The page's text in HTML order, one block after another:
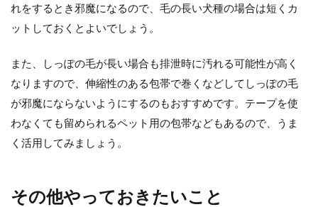
れをするとき邪魔になるので、毛の長い犬種の場合は短くカ
ットしておくとよいでしょう。
また、しっぽの毛が長い場合も排泄時に汚れる可能性が高く
なりますので、伸縮性のある包帯で巻くなどしてしっぽの毛
が邪魔にならないようにするのもおすすめです。テープを使
わなくても留められるペット用の包帯などもあるので、うま
く活用してみましょう。
その他やっておきたいこと